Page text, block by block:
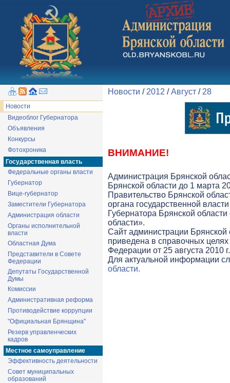
Новости
Видеоблог Губернатора
Объявления
Конкурсы
Фотохроника
Государственная власть
Федеральные органы власти
Губернатор
Вице-губернатор
Заместители Губернатора
Администрация области
Органы исполнительной
власти
Областная Дума
Представители в Совете
Федерации
Депутаты Государственной
Думы
Комиссии
Административная реформа
Противодействие коррупции
"Официальная Брянщина"
Резерв управленческих
кадров
Местное самоуправление
Эффективность деятельности
Совет муниципальных
образований
Новости / 2012 /Август / 28
ВНИМАНИЕ!
Администрация Брянской
Брянской области до 1 марта
Правительство Брянской
органа государственной
Губернатора Брянской
области».
Cайт администрации
приведена в справочных целях
Федерации от 25 августа 2010
Для актуальной информации
области.